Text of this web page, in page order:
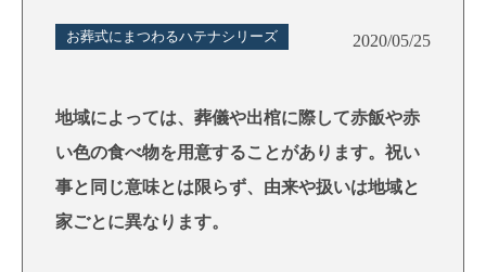
お葬式にまつわるハテナシリーズ 2020/05/25
地域によっては、葬儀や出棺に際して赤飯や赤
い色の食べ物を用意することがあります。祝い
事と同じ意味とは限らず、由来や扱いは地域と
家ごとに異なります。